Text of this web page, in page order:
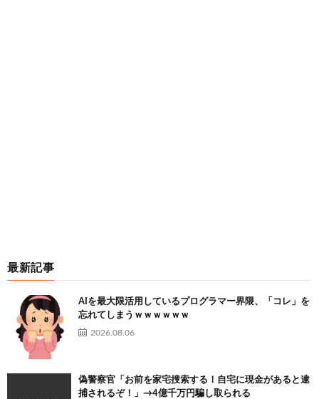
最新記事
AIを最大限活用しているプログラマー界隈、「コレ」を
忘れてしまうｗｗｗｗｗｗ
2026.08.06
偽警察官「お前を家宅捜索する！自宅に現金があると逮
捕されるぞ！」→4億千万円騙し取られる